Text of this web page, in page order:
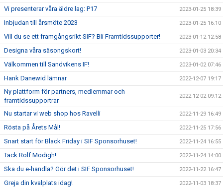
Vi presenterar våra äldre lag: P17 2023-01-25 18:39
Inbjudan till årsmöte 2023 2023-01-25 16:10
Vill du se ett framgångsrikt SIF? Bli Framtidssupporter! 2023-01-12 12:58
Designa våra säsongskort! 2023-01-03 20:34
Välkommen till Sandvikens IF! 2023-01-02 07:46
Hank Danewid lämnar 2022-12-07 19:17
Ny plattform för partners, medlemmar och
framtidssupportrar
2022-12-02 09:12
Nu startar vi web shop hos Ravelli 2022-11-29 16:49
Rösta på Årets Mål! 2022-11-25 17:56
Snart start för Black Friday i SIF Sponsorhuset! 2022-11-24 16:55
Tack Rolf Modigh! 2022-11-24 14:00
Ska du e-handla? Gör det i SIF Sponsorhuset! 2022-11-22 16:47
Greja din kvalplats idag! 2022-11-03 18:37